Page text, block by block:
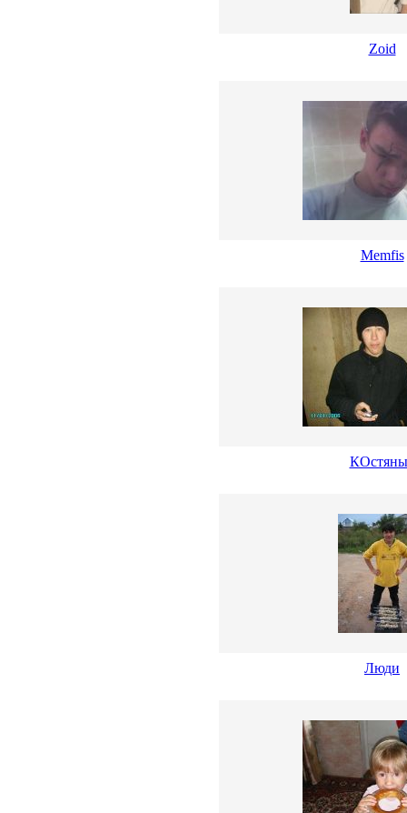
Zoid
Memfis
Люди